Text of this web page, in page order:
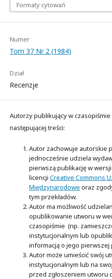
Formaty cytowań
Numer
Tom 37 Nr 2 (1984)
Dział
Recenzje
Autorzy publikujący w
następującej treści:
Autor zachowuje autorskie
jednocześnie udziela
pierwszą publikację w
licencji Creative Commons
Międzynarodowe oraz
tym przekładów.
Autor ma możliwość
opublikowanie utworu w
czasopiśmie (np.
instytucjonalnym lub
informacją o jego pierwszej
Autor może umieścić swój
instytucjonalnym lub na
przed zgłoszeniem utworu